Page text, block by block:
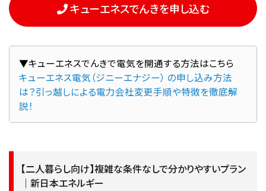
キューエネスでんきを申し込む
キューエネス電気（ジニーエナジー） の申し込み方法
は？引っ越しによる電力会社変更手順や特徴を徹底解
説！
【二人暮らし向け】複雑な条件なしで分かりやすいプラン
｜新日本エネルギー